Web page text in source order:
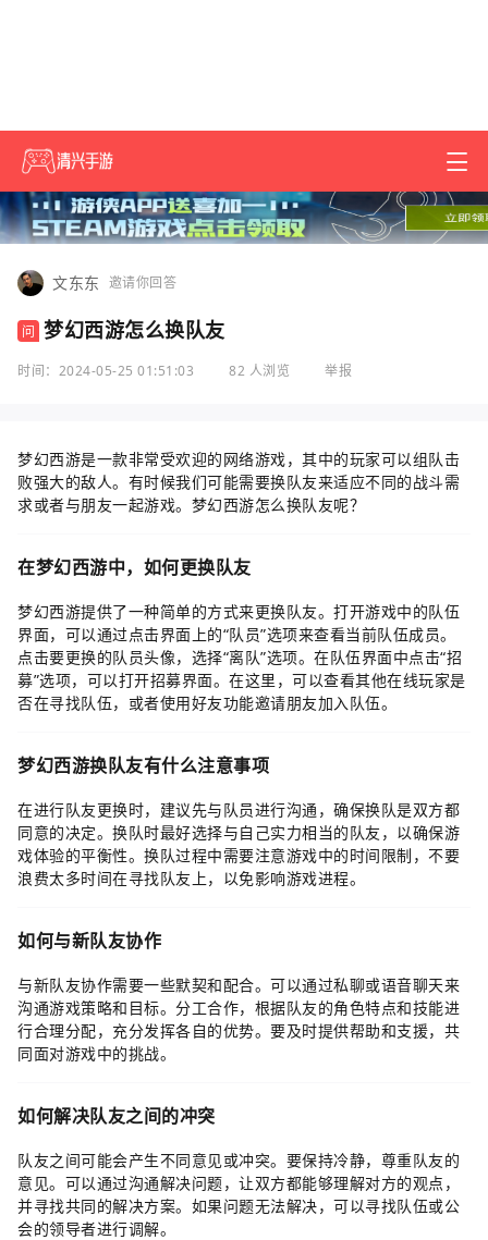
文东东 邀请你回答
问 梦幻西游怎么换队友
时间：2024-05-25 01:51:03 82 人浏览 举报
梦幻西游是一款非常受欢迎的网络游戏，其中的玩家可以组队击
败强大的敌人。有时候我们可能需要换队友来适应不同的战斗需
求或者与朋友一起游戏。梦幻西游怎么换队友呢？
在梦幻西游中，如何更换队友
梦幻西游提供了一种简单的方式来更换队友。打开游戏中的队伍
界面，可以通过点击界面上的“队员”选项来查看当前队伍成员。
点击要更换的队员头像，选择“离队”选项。在队伍界面中点击“招
募”选项，可以打开招募界面。在这里，可以查看其他在线玩家是
否在寻找队伍，或者使用好友功能邀请朋友加入队伍。
梦幻西游换队友有什么注意事项
在进行队友更换时，建议先与队员进行沟通，确保换队是双方都
同意的决定。换队时最好选择与自己实力相当的队友，以确保游
戏体验的平衡性。换队过程中需要注意游戏中的时间限制，不要
浪费太多时间在寻找队友上，以免影响游戏进程。
如何与新队友协作
与新队友协作需要一些默契和配合。可以通过私聊或语音聊天来
沟通游戏策略和目标。分工合作，根据队友的角色特点和技能进
行合理分配，充分发挥各自的优势。要及时提供帮助和支援，共
同面对游戏中的挑战。
如何解决队友之间的冲突
队友之间可能会产生不同意见或冲突。要保持冷静，尊重队友的
意见。可以通过沟通解决问题，让双方都能够理解对方的观点，
并寻找共同的解决方案。如果问题无法解决，可以寻找队伍或公
会的领导者进行调解。